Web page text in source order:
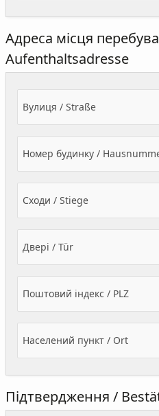
Адреса місця
Aufenthaltsadresse
Вулиця / Straße
Номер будинку /
Сходи / Stiege
Двері / Tür
Поштовий індекс / PLZ
Населений пункт / Ort
Підтвердження /